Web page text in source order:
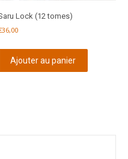
Lock (12 tomes)
36,00
Ajouter au panier